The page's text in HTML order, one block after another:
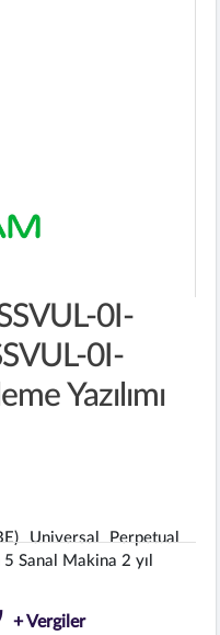
0I-
0I-
Yazılımı
Universal Perpetual
Sanal Makina 2 yıl
+ Vergiler